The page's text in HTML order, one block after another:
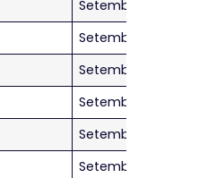
Setembro/2023
Setembro/2023
Setembro/2023
Setembro/2023
Setembro/2023
Setembro/2023